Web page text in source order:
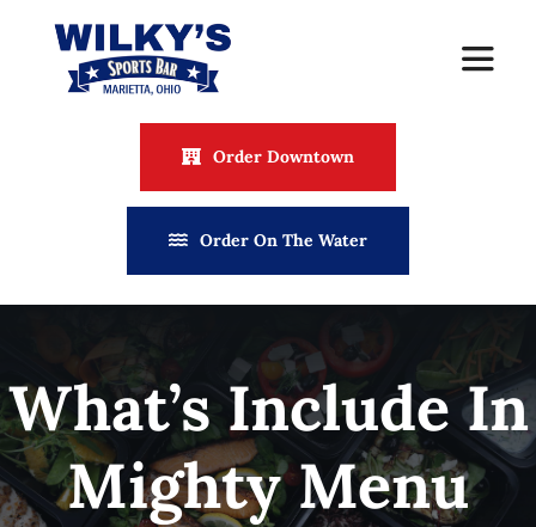
content
Toggle
Hours & Location
Order Downtown
Order On The Water
What’s Include In
Mighty Menu